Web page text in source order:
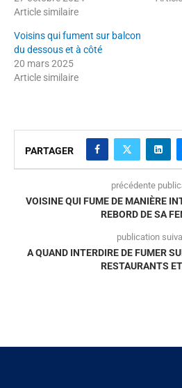
Article similaire
Voisins qui fument sur balcon
du dessous et à côté
20 mars 2025
Article similaire
PARTAGER
précédente
VOISINE QUI FUME DE MANIÈRE
REBORD DE SA
publication
A QUAND INTERDIRE DE FUMER
RESTAURANTS